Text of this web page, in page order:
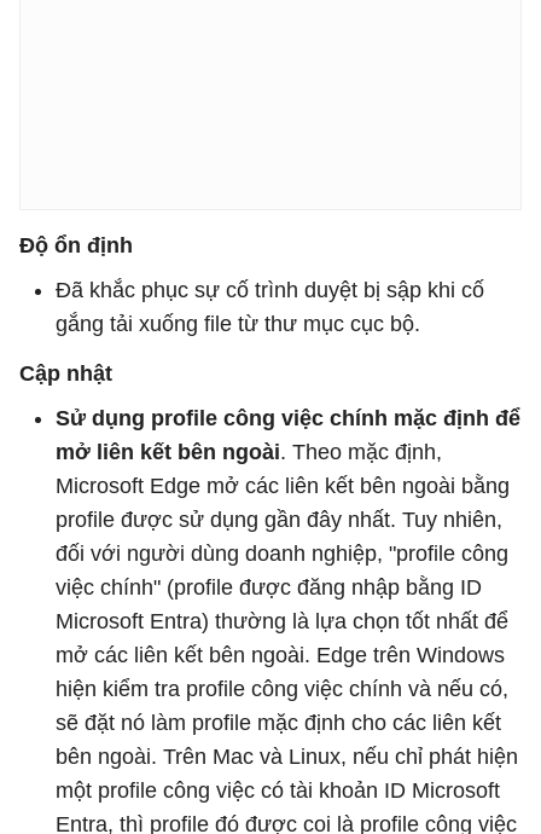
Độ ổn định
Đã khắc phục sự cố trình duyệt bị sập khi cố
gắng tải xuống file từ thư mục cục bộ.
Cập nhật
Sử dụng profile công việc chính mặc định để
mở liên kết bên ngoài. Theo mặc định,
Microsoft Edge mở các liên kết bên ngoài bằng
profile được sử dụng gần đây nhất. Tuy nhiên,
đối với người dùng doanh nghiệp, "profile công
việc chính" (profile được đăng nhập bằng ID
Microsoft Entra) thường là lựa chọn tốt nhất để
mở các liên kết bên ngoài. Edge trên Windows
hiện kiểm tra profile công việc chính và nếu có,
sẽ đặt nó làm profile mặc định cho các liên kết
bên ngoài. Trên Mac và Linux, nếu chỉ phát hiện
một profile công việc có tài khoản ID Microsoft
Entra, thì profile đó được coi là profile công việc